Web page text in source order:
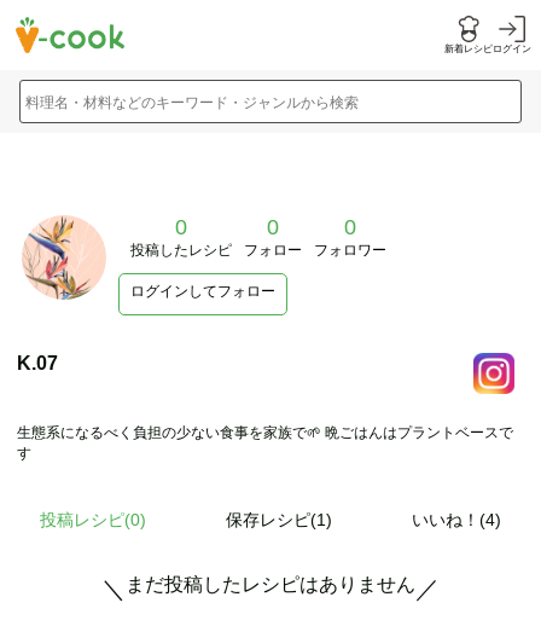
新着レシピログイン
料理名・材料などのキーワード・ジャンルから検索
0
投稿したレシピ
0
フォロー
0
フォロワー
ログインしてフォロー
K.07
生態系になるべく負担の少ない食事を家族で🌱 晩ごはんはプラントベースで
す
投稿レシピ(0) 保存レシピ(1) いいね！(4)
＼ まだ投稿したレシピはありません ／